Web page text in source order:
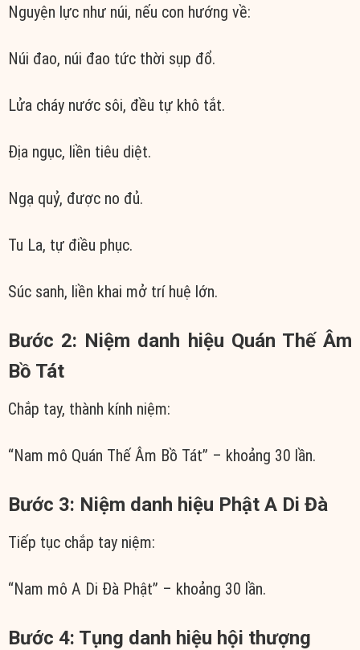
Nguyện lực như núi, nếu con hướng về:
Núi đao, núi đao tức thời sụp đổ.
Lửa cháy nước sôi, đều tự khô tắt.
Địa ngục, liền tiêu diệt.
Ngạ quỷ, được no đủ.
Tu La, tự điều phục.
Súc sanh, liền khai mở trí huệ lớn.
Bước 2: Niệm danh hiệu Quán Thế Âm
Bồ Tát
Chắp tay, thành kính niệm:
“Nam mô Quán Thế Âm Bồ Tát” – khoảng 30 lần.
Bước 3: Niệm danh hiệu Phật A Di Đà
Tiếp tục chắp tay niệm:
“Nam mô A Di Đà Phật” – khoảng 30 lần.
Bước 4: Tụng danh hiệu hội thượng